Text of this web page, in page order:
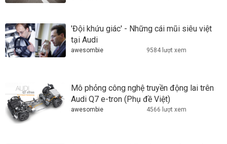
'Đội khứu giác' - Những cái mũi siêu việt
tại Audi
awesombie 9584 lượt xem
Mô phỏng công nghệ truyền động lai trên
Audi Q7 e-tron (Phụ đề Việt)
awesombie 4566 lượt xem